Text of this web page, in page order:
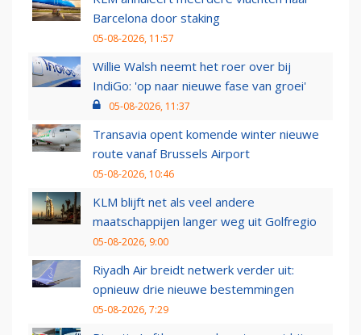
Barcelona door staking
05-08-2026, 11:57
Willie Walsh neemt het roer over bij
IndiGo: 'op naar nieuwe fase van groei'
05-08-2026, 11:37
Transavia opent komende winter nieuwe
route vanaf Brussels Airport
05-08-2026, 10:46
KLM blijft net als veel andere
maatschappijen langer weg uit Golfregio
05-08-2026, 9:00
Riyadh Air breidt netwerk verder uit:
opnieuw drie nieuwe bestemmingen
05-08-2026, 7:29